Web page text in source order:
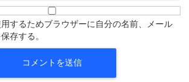
するためブラウザーに自分の名前、メール
存する。